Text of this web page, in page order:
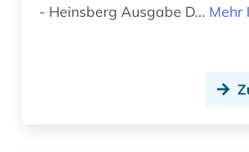
- Heinsberg Ausgabe D... Mehr